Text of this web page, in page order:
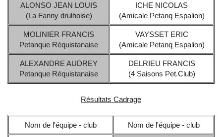
ALONSO JEAN LOUIS
(La Fanny drulhoise)
ICHE NICOLAS
(Amicale Petanq Espalion)
MOLINIER FRANCIS
Petanque Réquistanaise
VAYSSET ERIC
(Amicale Petanq Espalion)
ALEXANDRE AUDREY
Petanque Réquistanaise
DELRIEU FRANCIS
(4 Saisons Pet.Club)
Résultats Cadrage
Nom de l'équipe - club Nom de l'équipe - club